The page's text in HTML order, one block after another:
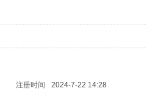
注册时间 2024-7-22 14:28